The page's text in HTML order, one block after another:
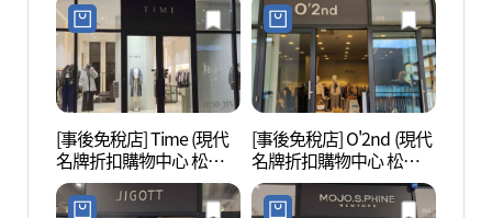
[事後免稅店] Time (現代
名牌折扣購物中心 松島
店)(타임 현대프리미엄아
울렛 송도점)
[事後免稅店] O'2nd (現代
名牌折扣購物中心 松島
店)(오즈세컨 현대프리미
엄아울렛 송도점)